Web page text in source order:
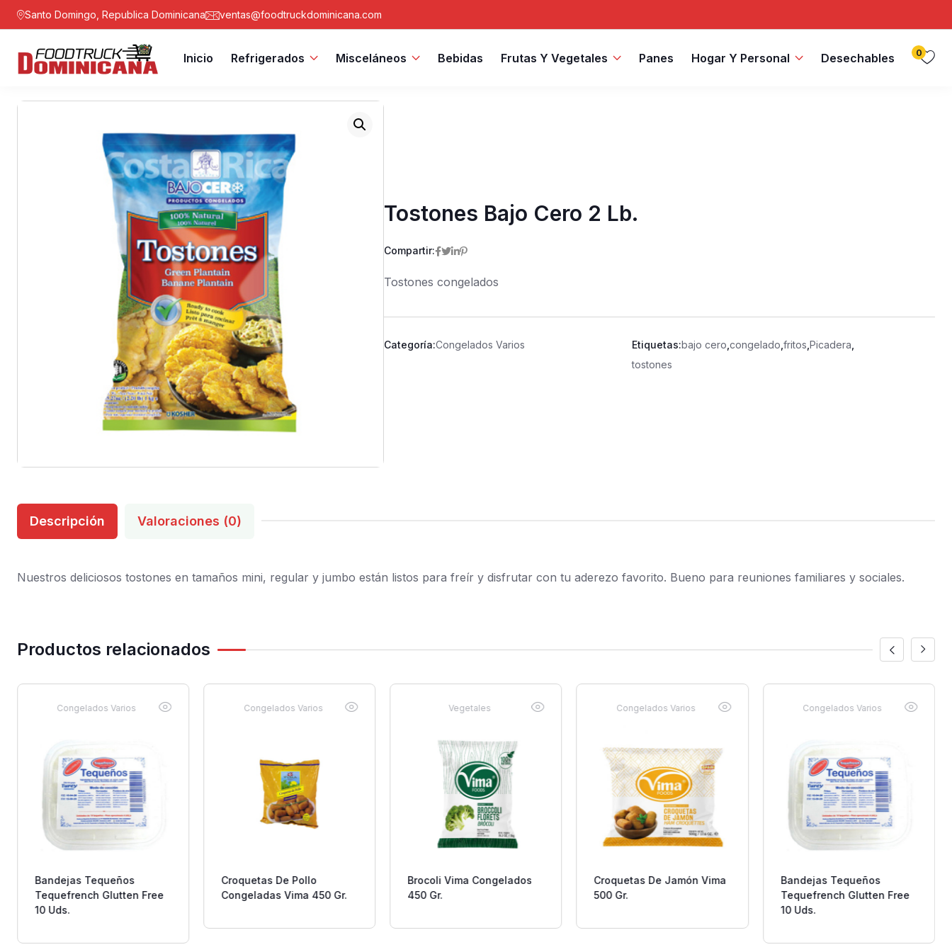
Santo Domingo, Republica Dominicana ventas@foodtruckdominicana.com
Inicio Refrigerados Misceláneos Bebidas Frutas Y Vegetales Panes Hogar Y Personal Desechables 0
Tostones Bajo Cero 2 Lb.
Compartir:
Tostones congelados
Categoría:Congelados Varios Etiquetas:bajo cero ,congelado ,fritos ,Picadera
tostones
Descripción Valoraciones (0)
Nuestros deliciosos tostones en tamaños mini, regular y jumbo están listos para freír y disfrutar con tu aderezo favorito. Bueno para reuniones familiares y sociales.
Productos relacionados
Congelados Varios
Bandejas Tequeños
Tequefrench Glutten Free
10 Uds.
Congelados Varios
Croquetas De Pollo
Congeladas Vima 450 Gr.
Vegetales
Brocoli Vima Congelados
450 Gr.
Congelados Varios
Croquetas De Jamón Vima
500 Gr.
Congelados Varios
Bandejas Tequeños
Tequefrench Glutten Free
10 Uds.